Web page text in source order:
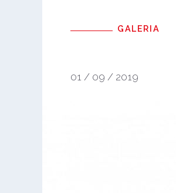
GALERIA
01 / 09 / 2019